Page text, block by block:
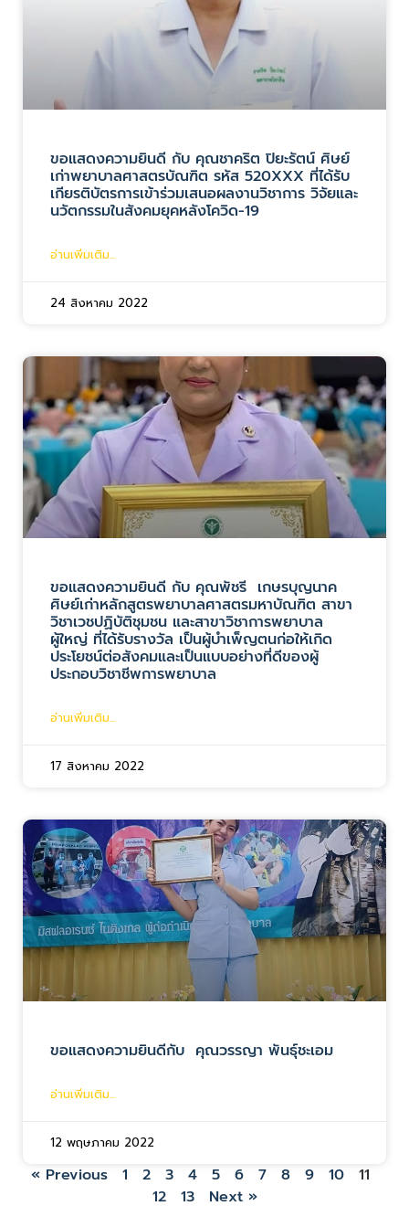
ขอแสดงความยินดี กับ คุณชาคริต ปิยะรัตน์ ศิษย์
เก่าพยาบาลศาสตรบัณฑิต รหัส 520XXX ที่ได้รับ
เกียรติบัตรการเข้าร่วมเสนอผลงานวิชาการ วิจัยและ
นวัตกรรมในสังคมยุคหลังโควิด-19
อ่านเพิ่มเติม...
24 สิงหาคม 2022
ขอแสดงความยินดี กับ คุณพัชรี เกษรบุญนาค
ศิษย์เก่าหลักสูตรพยาบาลศาสตรมหาบัณฑิต สาขา
วิชาเวชปฏิบัติชุมชน และสาขาวิชาการพยาบาล
ผู้ใหญ่ ที่ได้รับรางวัล เป็นผู้บำเพ็ญตนก่อให้เกิด
ประโยชน์ต่อสังคมและเป็นแบบอย่างที่ดีของผู้
ประกอบวิชาชีพการพยาบาล
อ่านเพิ่มเติม...
17 สิงหาคม 2022
ขอแสดงความยินดีกับ คุณวรรญา พันธุ์ชะเอม
อ่านเพิ่มเติม...
12 พฤษภาคม 2022
« Previous 1 2 3 4 5 6 7 8 9 10
11
12
13 Next »